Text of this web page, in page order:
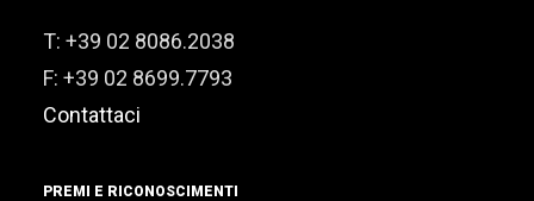
T: +39 02 8086.2038
F: +39 02 8699.7793
Contattaci
PREMI E RICONOSCIMENTI